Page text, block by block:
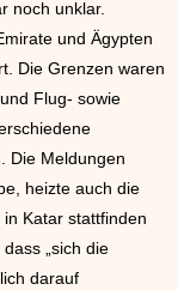
noch unklar.
und Ägypten
Die Grenzen waren
Flug- sowie
Die Meldungen
heizte auch die
Katar stattfinden
„sich die
darauf